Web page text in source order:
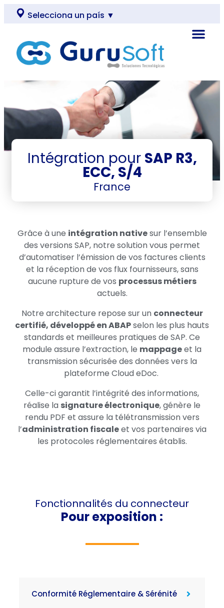
Selecciona un país ▼
Intégration pour SAP R3,
ECC, S/4
France
Grâce à une intégration nativesur l’ensemble
des versions SAP, notre solution vous permet
d’automatiser l’émission de vos factures clients
et la réception de vos flux fournisseurs, sans
aucune rupture de vos processusmétiers
actuels.
Notre architecture repose sur un connecteur
certifié, développé en ABAPselon les plus hauts
standards et meilleures pratiques de SAP. Ce
module assure l’extraction, le mappageet la
transmission sécurisée des données vers la
plateforme CloudeDoc.
Celle-ci garantit l’intégrité des informations,
réalise la signatureélectronique, génère le
rendu PDF et assure la télétransmission vers
l’administration fiscaleet vos partenaires via
les protocoles réglementaires établis.
Fonctionnalités du connecteur
Pourexposition :
Conformité Réglementaire & Sérénité